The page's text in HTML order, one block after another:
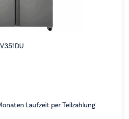
Laufzeit per Teilzahlung